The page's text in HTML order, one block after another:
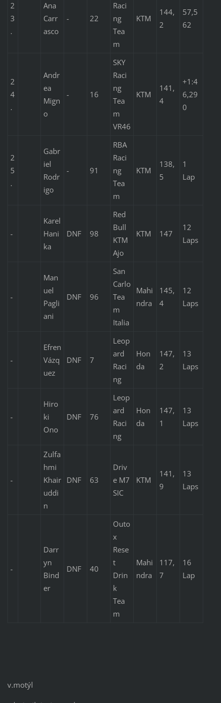
2
3
.
Ana
Carr
asco
- 22
Raci
ng
Tea
m
KTM
144,
2
57,5
62
2
4
.
Andr
ea
Mign
o
- 16
SKY
Raci
ng
Tea
m
VR46
KTM
141,
4
+1:4
6,29
0
2
5
.
Gabr
iel
Rodr
igo
- 91
RBA
Raci
ng
Tea
m
KTM
138,
5
1
Lap
-
Karel
Hani
ka
DNF 98
Red
Bull
KTM
Ajo
KTM 147
12
Laps
-
Man
uel
Pagli
ani
DNF 96
San
Carlo
Tea
m
Italia
Mahi
ndra
145,
4
12
Laps
-
Efren
Vázq
uez
DNF 7
Leop
ard
Raci
ng
Hon
da
147,
2
13
Laps
-
Hiro
ki
Ono
DNF 76
Leop
ard
Raci
ng
Hon
da
147,
1
13
Laps
-
Zulfa
hmi
Khair
uddi
n
DNF 63
Driv
e M7
SIC
KTM
141,
9
13
Laps
-
Darr
yn
Bind
er
DNF 40
Outo
x
Rese
t
Drin
k
Tea
m
Mahi
ndra
117,
7
16
Lap
v.motýl